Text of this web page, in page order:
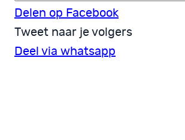
Delen op Facebook
Tweet naar je volgers
Deel via whatsapp